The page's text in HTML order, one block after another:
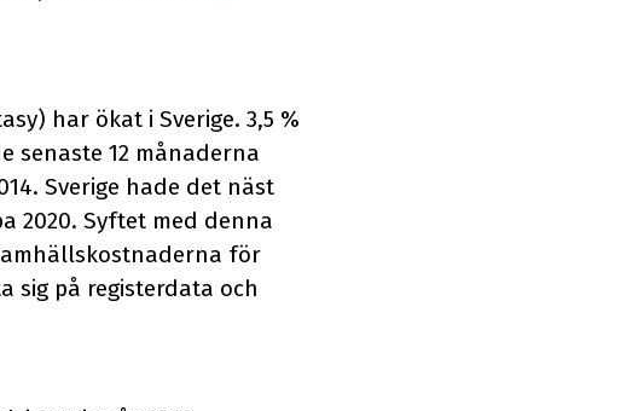
har ökat i Sverige. 3,5 %
senaste 12 månaderna
Sverige hade det näst
2020. Syftet med denna
för
sig på registerdata och